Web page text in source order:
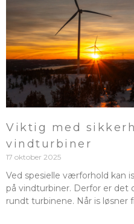
Viktig med
vindturbiner
17 oktober 2025
Ved spesielle værforhold kan
på vindturbiner. Derfor er
rundt turbinene. Når is løsner